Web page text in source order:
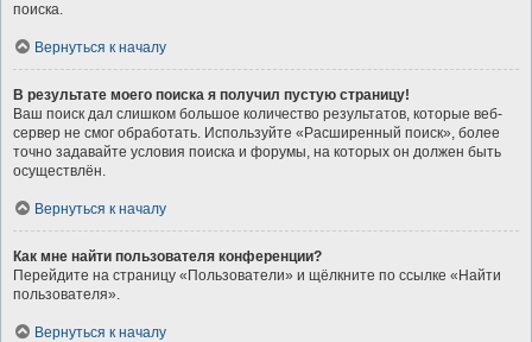
поиска.
Вернуться к началу
В результате моего поиска я получил пустую страницу!
Ваш поиск дал слишком большое количество результатов, которые веб-
сервер не смог обработать. Используйте «Расширенный поиск», более
точно задавайте условия поиска и форумы, на которых он должен быть
осуществлён.
Вернуться к началу
Как мне найти пользователя конференции?
Перейдите на страницу «Пользователи» и щёлкните по ссылке «Найти
пользователя».
Вернуться к началу